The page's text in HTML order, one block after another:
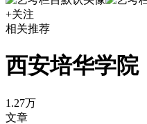
+关注
相关推荐
西安培华学院
1.27万
文章